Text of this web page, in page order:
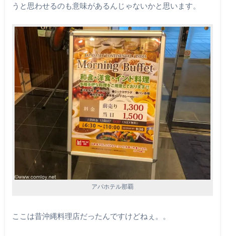
うと思わせるのも意味があるんじゃないかと思います。
アパホテル那覇
ここは昔沖縄料理店だったんですけどねぇ。。